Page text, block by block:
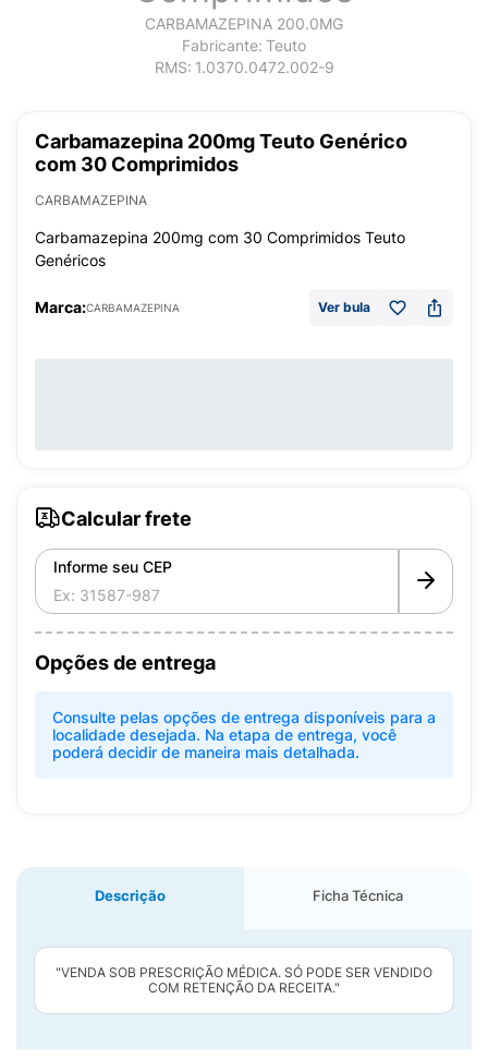
CARBAMAZEPINA 200.0MG
Fabricante: Teuto
RMS: 1.0370.0472.002-9
Carbamazepina 200mg Teuto Genérico
com 30 Comprimidos
CARBAMAZEPINA
Carbamazepina 200mg com 30 Comprimidos Teuto
Genéricos
Marca:CARBAMAZEPINA Ver bula
Calcular frete
Informe seu CEP
Opções de entrega
Consulte pelas opções de entrega disponíveis para a
localidade desejada. Na etapa de entrega, você
poderá decidir de maneira mais detalhada.
Descrição Ficha Técnica
"VENDA SOB PRESCRIÇÃO MÉDICA. SÓ PODE SER VENDIDO
COM RETENÇÃO DA RECEITA."